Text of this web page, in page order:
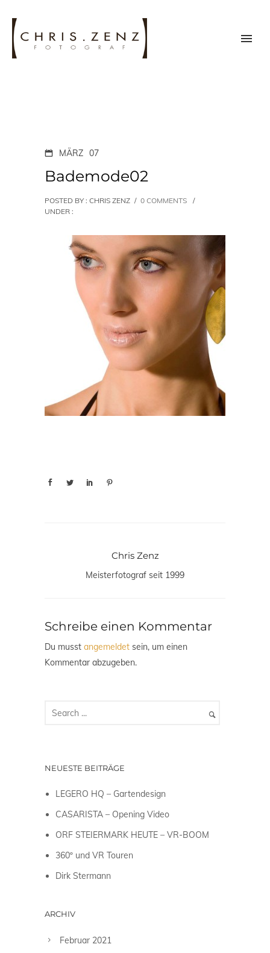
MÄRZ 07
Bademode02
POSTED BY : CHRIS ZENZ / 0 COMMENTS
/
UNDER :
Chris Zenz
Meisterfotograf seit 1999
Schreibe einen Kommentar
Du musst angemeldet sein, um einen
Kommentar abzugeben.
NEUESTE BEITRÄGE
LEGERO HQ – Gartendesign
CASARISTA – Opening Video
ORF STEIERMARK HEUTE – VR-BOOM
360º und VR Touren
Dirk Stermann
ARCHIV
Februar 2021